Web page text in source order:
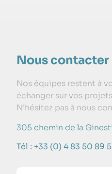
Nous contacter
Nos équipes restent à
échanger sur vos
N’hésitez pas à nous
305 chemin de la
Tél : +33 (0) 4 83 50 89